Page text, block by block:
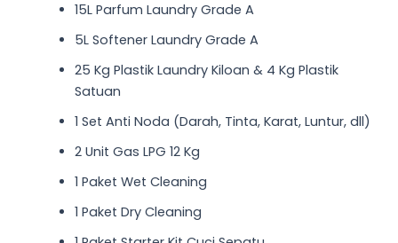
15L Parfum Laundry Grade A
5L Softener Laundry Grade A
25 Kg Plastik Laundry Kiloan & 4 Kg Plastik
Satuan
1 Set Anti Noda (Darah, Tinta, Karat, Luntur, dll)
2 Unit Gas LPG 12 Kg
1 Paket Wet Cleaning
1 Paket Dry Cleaning